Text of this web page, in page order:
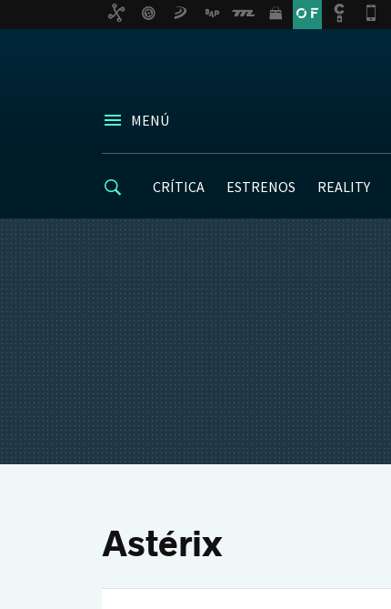
MENÚ
CRÍTICA ESTRENOS REALITY
Astérix